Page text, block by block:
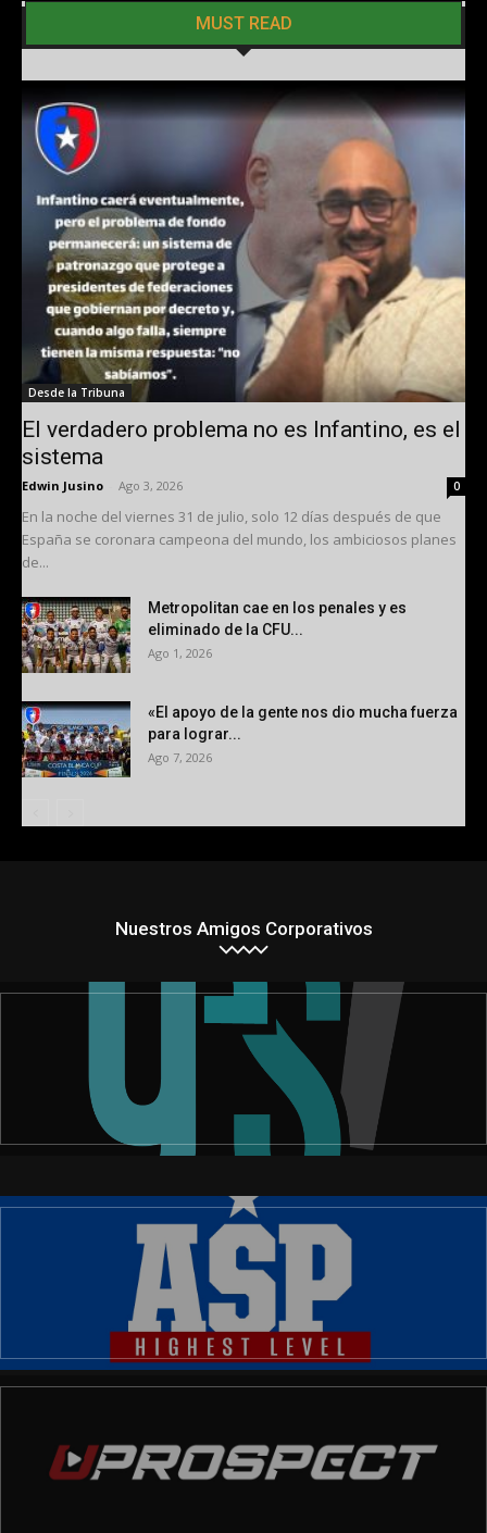
MUST READ
Desde la Tribuna
El verdadero problema no es Infantino, es el
sistema
Edwin Jusino Ago 3, 2026 0
En la noche del viernes 31 de julio, solo 12 días después de que
España se coronara campeona del mundo, los ambiciosos planes
de...
Metropolitan cae en los penales y es
eliminado de la CFU...
Ago 1, 2026
«El apoyo de la gente nos dio mucha fuerza
para lograr...
Ago 7, 2026
Nuestros Amigos Corporativos